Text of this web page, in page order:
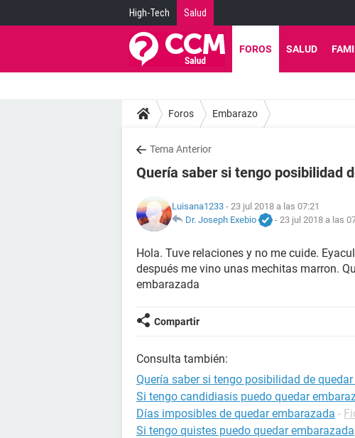
High-Tech Salud
FOROS SALUD
Foros Embarazo
Tema Anterior
Quería saber si tengo posibilidad
Luisana1233 - 23 jul 2018 a las 07:21
Dr. Joseph Exebio
- 23 jul 2018 a las
Hola. Tuve relaciones y no me cuide.
después me vino unas mechitas marron.
embarazada
Compartir
Consulta también:
Quería saber si tengo posibilidad de
Si tengo candidiasis puedo quedar
Días imposibles de quedar embarazada -
Si tengo quistes puedo quedar embarazada